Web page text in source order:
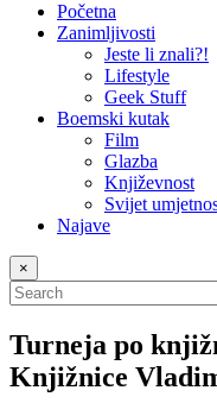
Početna
Zanimljivosti
Jeste li znali?!
Lifestyle
Geek Stuff
Boemski kutak
Film
Glazba
Književnost
Svijet
Najave
×
Turneja po
Knjižnice